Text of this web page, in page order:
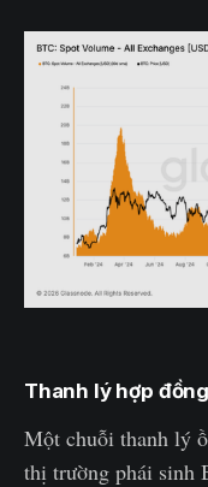
Thanh lý hợp
Một chuỗi thanh lý
thị trường phái sinh